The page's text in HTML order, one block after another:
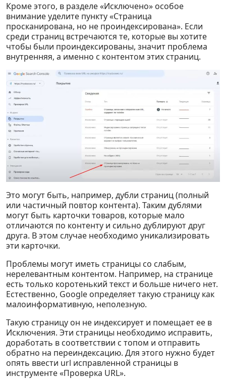
Кроме этого, в разделе «Исключено» особое
внимание уделите пункту «Страница
просканирована, но не проиндексирована». Если
среди страниц встречаются те, которые вы хотите
чтобы были проиндексированы, значит проблема
внутренняя, а именно с контентом этих страниц.
Это могут быть, например, дубли страниц (полный
или частичный повтор контента). Таким дублями
могут быть карточки товаров, которые мало
отличаются по контенту и сильно дублируют друг
друга. В этом случае необходимо уникализировать
эти карточки.
Проблемы могут иметь страницы со слабым,
нерелевантным контентом. Например, на странице
есть только коротенький текст и больше ничего нет.
Естественно, Google определяет такую страницу как
малоинформативную, неполезную.
Такую страницу он не индексирует и помещает ее в
Исключения. Эти страницы необходимо исправить,
доработать в соответствии с топом и отправить
обратно на переиндексацию. Для этого нужно будет
опять ввести url исправленной страницы в
инструменте «Проверка URL».